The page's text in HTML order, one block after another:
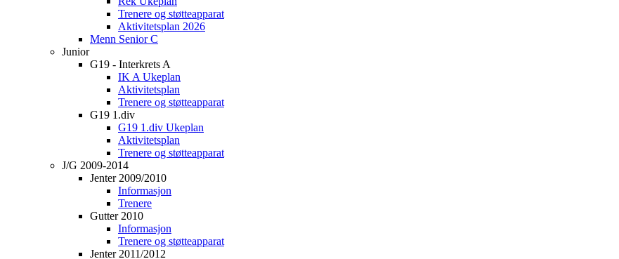
Trenere og støtteapparat
Aktivitetsplan 2026
Menn Senior C
Junior
G19 - Interkrets A
IK A Ukeplan
Aktivitetsplan
Trenere og støtteapparat
G19 1.div
G19 1.div Ukeplan
Aktivitetsplan
Trenere og støtteapparat
J/G 2009-2014
Jenter 2009/2010
Informasjon
Trenere
Gutter 2010
Informasjon
Trenere og støtteapparat
Jenter 2011/2012